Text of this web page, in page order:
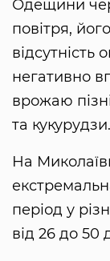
Одещини
повітря,
відсутність
негативно
врожаю
та кукурудзи.
На
період у
від 26 до 50